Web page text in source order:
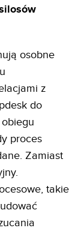
osobne
z
do
proces
Zamiast
takie